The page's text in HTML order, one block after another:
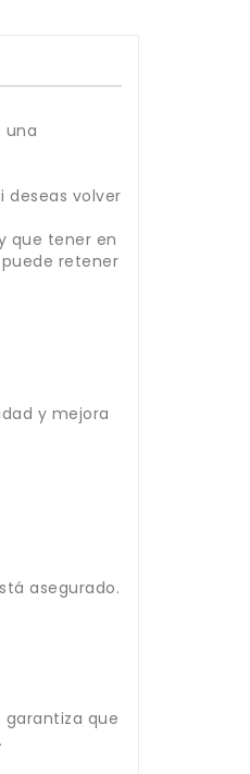
una
deseas volver
que tener en
retener
y mejora
asegurado.
garantiza que